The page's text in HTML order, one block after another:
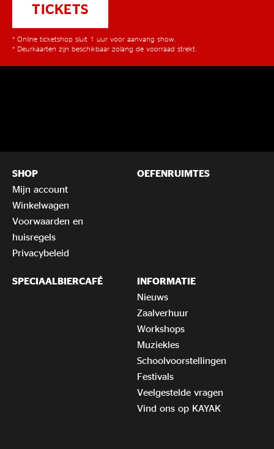
TICKETS
* Online ticketshop sluit 1 uur voor aanvang show.
* Deurkaarten zijn beschikbaar zolang de voorraad strekt.
SHOP
Mijn account
Winkelwagen
Voorwaarden en
huisregels
Privacybeleid
OEFENRUIMTES
SPECIAALBIERCAFÉ
INFORMATIE
Nieuws
Zaalverhuur
Workshops
Muziekles
Schoolvoorstellingen
Festivals
Veelgestelde vragen
Vind ons op KAYAK